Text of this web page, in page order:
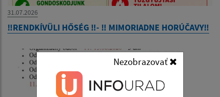
Nezobrazovať
31.07.2026
‼️RENDKÍVÜLI HŐSÉG ‼️- ‼️ MIMORIADNE HORÚČAVY‼️